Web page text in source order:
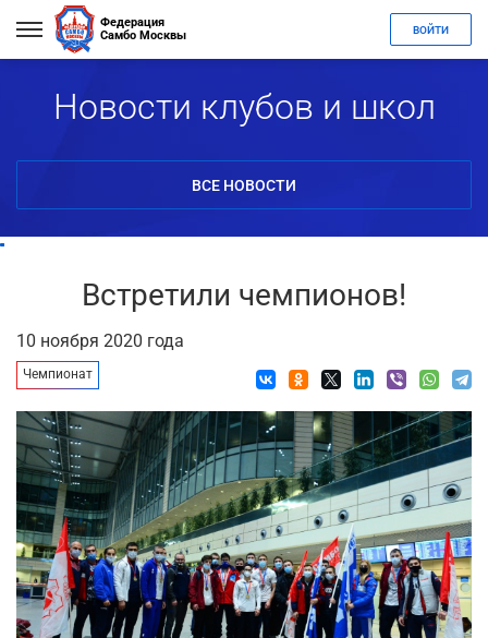
Федерация
Самбо Москвы
ВОЙТИ
Новости клубов и школ
ВСЕ НОВОСТИ
Встретили чемпионов!
10 ноября 2020 года
Чемпионат